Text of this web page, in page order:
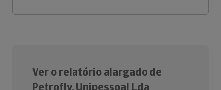
Ver o relatório alargado de
Petrofly, Unipessoal Lda